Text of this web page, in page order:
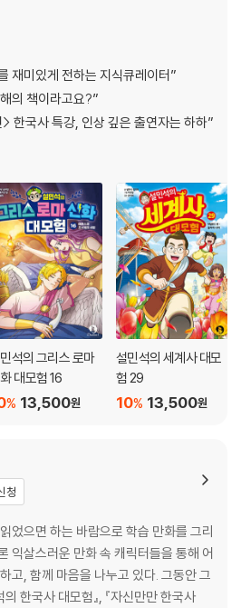
해하기 쉽게 전달한다. ‘한국사는 지루
상을 수험생들을
재미있게 전하는 지식큐레이터”
의 책이라고요?”
한국사 특강, 인상 깊은 출연자는 하하”
석의 그리스 로마
대모험 16
13,500원
%
설민석의 세계사 대모
험 29
13,500원
10%
청
었으면 하는 바람으로 학습 만화를 그리
익살스러운 만화 속 캐릭터들을 통해 어
고, 함께 마음을 나누고 있다. 그동안 그
한국사 대모험』, 『자신만만 한국사